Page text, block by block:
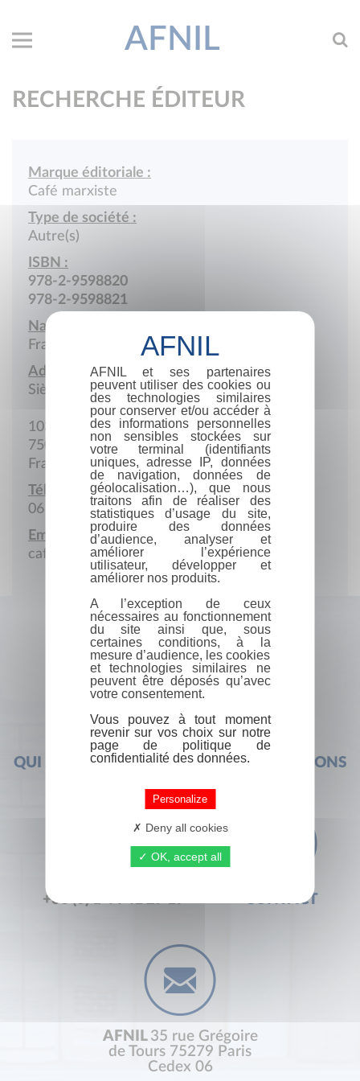
AFNIL
RECHERCHE ÉDITEUR
Marque éditoriale :
Café marxiste
Type de société :
Autre(s)
ISBN :
978-2-9598820
978-2-9598821
Nationalité :
France
Adresse :
Siège social
103 Rue des Couronnes
75020 Paris
France
Téléphone portable :
06 07 60 36 29
Email :
cafemarxiste@gmail.com
QUI SOMMES-NOUS ? FOIRE AUX QUESTIONS
+33 (0) 1 44 41 29 19 CONTACT
AFNIL 35 rue Grégoire
de Tours 75279 Paris
Cedex 06
AFNIL et ses partenaires
peuvent utiliser des cookies ou
des technologies similaires
pour conserver et/ou accéder à
des informations personnelles
non sensibles stockées sur
votre terminal (identifiants
uniques, adresse IP, données
de navigation, données de
géolocalisation…), que nous
traitons afin de réaliser des
statistiques d’usage du site,
produire des données
d’audience, analyser et
améliorer l’expérience
utilisateur, développer et
améliorer nos produits.
A l’exception de ceux
nécessaires au fonctionnement
du site ainsi que, sous
certaines conditions, à la
mesure d’audience, les cookies
et technologies similaires ne
peuvent être déposés qu’avec
votre consentement.
Vous pouvez à tout moment
revenir sur vos choix sur notre
page de politique de
confidentialité des données.
Personalize
Deny all cookies
OK, accept all